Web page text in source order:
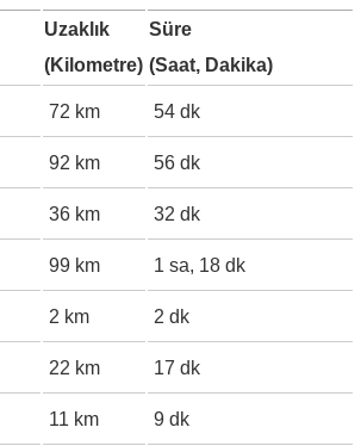
Uzaklık
(Kilometre)
Süre
(Saat, Dakika)
72 km 54 dk
92 km 56 dk
36 km 32 dk
99 km 1 sa, 18 dk
2 km 2 dk
22 km 17 dk
11 km 9 dk